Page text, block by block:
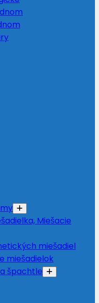
Miešacie
miešadiel
miešadielok
špachtle